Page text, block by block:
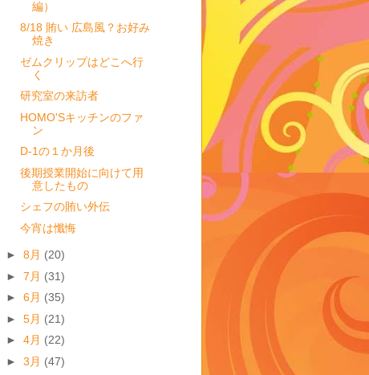
編）
8/18 賄い 広島風？お好み
焼き
ゼムクリップはどこへ行
く
研究室の来訪者
HOMO'Sキッチンのファ
ン
D-1の１か月後
後期授業開始に向けて用
意したもの
シェフの賄い外伝
今宵は懺悔
► 8月 (20)
► 7月 (31)
► 6月 (35)
► 5月 (21)
► 4月 (22)
► 3月 (47)